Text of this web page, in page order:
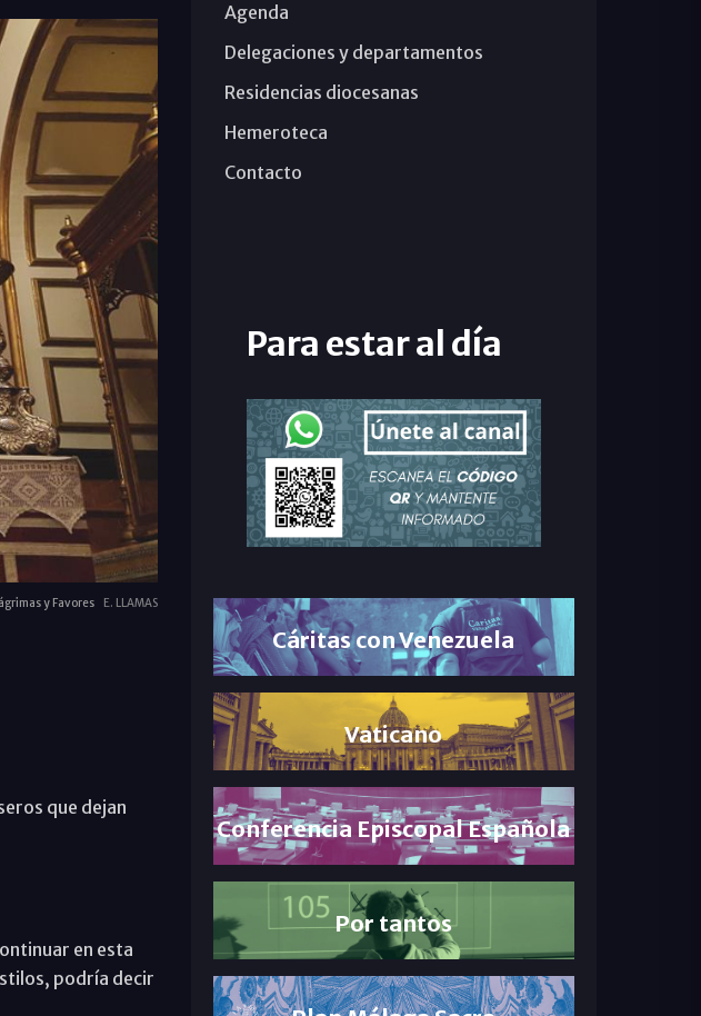
y Favores E. LLAMAS
que dejan
en esta
podría decir
Agenda
Delegaciones y departamentos
Residencias diocesanas
Hemeroteca
Contacto
Para estar al día
Cáritas con Venezuela
Vaticano
Conferencia Episcopal Española
Por tantos